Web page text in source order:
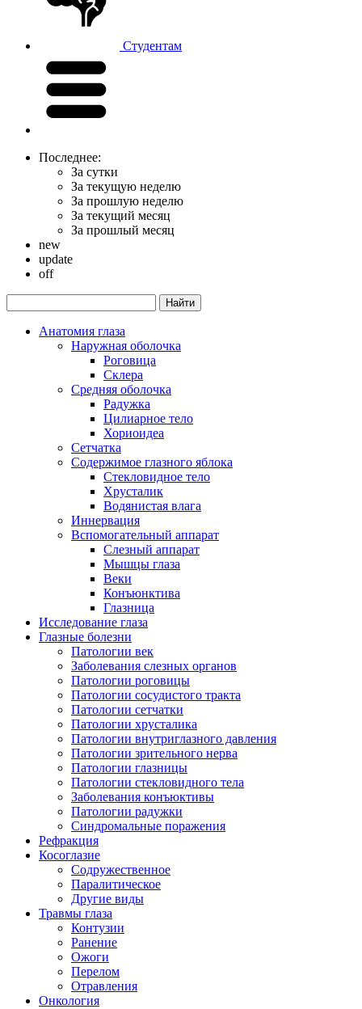
Студентам
Последнее:
За сутки
За текущую неделю
За прошлую неделю
За текущий месяц
За прошлый месяц
new
update
off
Анатомия глаза
Наружная оболочка
Роговица
Склера
Средняя оболочка
Радужка
Цилиарное тело
Хориоидеа
Сетчатка
Содержимое глазного яблока
Стекловидное тело
Хрусталик
Водянистая влага
Иннервация
Вспомогательный аппарат
Слезный аппарат
Мышцы глаза
Веки
Конъюнктива
Глазница
Исследование глаза
Глазные болезни
Патологии век
Заболевания слезных органов
Патологии роговицы
Патологии сосудистого тракта
Патологии сетчатки
Патологии хрусталика
Патологии внутриглазного давления
Патологии зрительного нерва
Патологии глазницы
Патологии стекловидного тела
Заболевания конъюктивы
Патологии радужки
Синдромальные поражения
Рефракция
Косоглазие
Содружественное
Паралитическое
Другие виды
Травмы глаза
Контузии
Ранениe
Ожоги
Перелом
Отравления
Онкология